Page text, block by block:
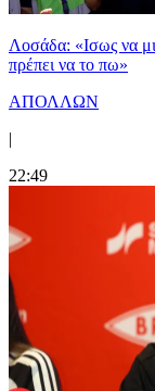
Λοσάδα: «Ισως να
πρέπει να το πω»
ΑΠΟΛΛΩΝ
|
22:49